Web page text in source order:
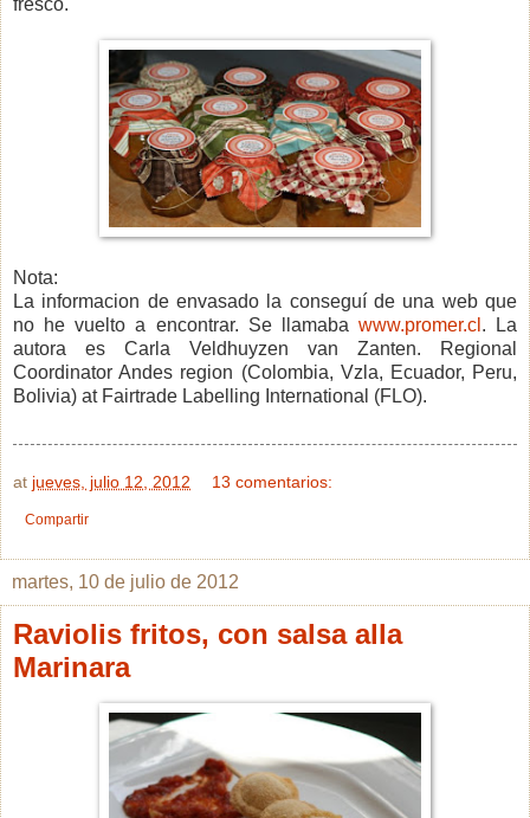
fresco.
Nota:
La informacion de envasado la conseguí de una web que
no he vuelto a encontrar. Se llamaba www.promer.cl . La
autora es Carla Veldhuyzen van Zanten.
Regional
Coordinator Andes region (Colombia, Vzla, Ecuador, Peru,
Bolivia) at Fairtrade Labelling International (FLO).
at jueves, julio 12, 2012 13 comentarios:
Compartir
martes, 10 de julio de 2012
Raviolis fritos, con salsa alla
Marinara